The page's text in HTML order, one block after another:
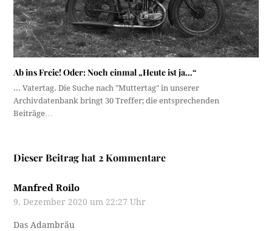
Ab ins Freie! Oder: Noch einmal „Heute ist ja…“
... Vatertag. Die Suche nach "Muttertag" in unserer
Archivdatenbank bringt 30 Treffer; die entsprechenden
Beiträge…
Dieser Beitrag hat 2 Kommentare
Manfred Roilo
9. Dezember 2020 um 22:27 Uhr
Das Adambräu